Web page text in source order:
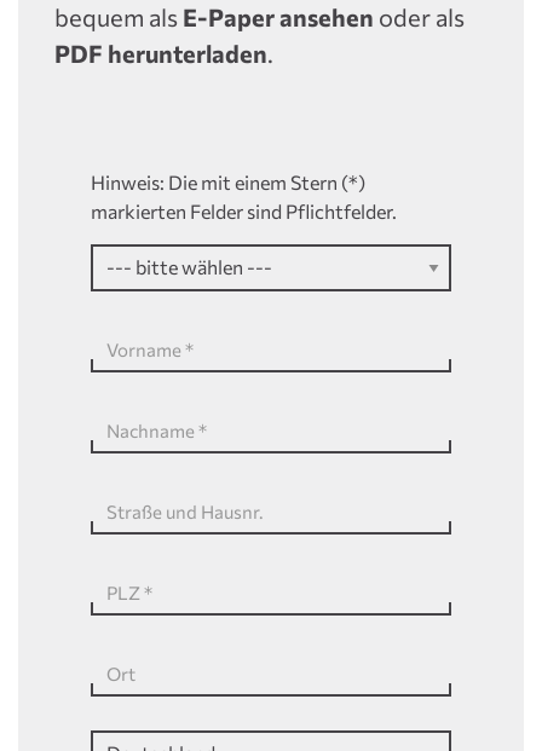
bequem als E-Paper ansehen oder als
PDF herunterladen.
Hinweis: Die mit einem Stern (*)
markierten Felder sind Pflichtfelder.
Vorname *
Nachname *
Straße und Hausnr.
PLZ *
Ort